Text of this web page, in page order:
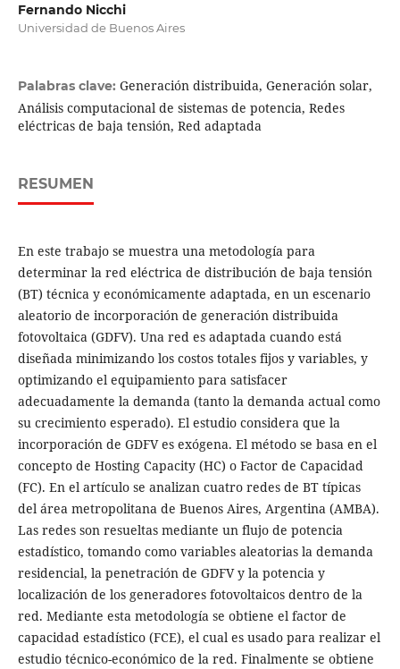
Fernando Nicchi
Universidad de Buenos Aires
Palabras clave: Generación distribuida, Generación solar,
Análisis computacional de sistemas de potencia, Redes
eléctricas de baja tensión, Red adaptada
RESUMEN
En este trabajo se muestra una metodología para
determinar la red eléctrica de distribución de baja tensión
(BT) técnica y económicamente adaptada, en un escenario
aleatorio de incorporación de generación distribuida
fotovoltaica (GDFV). Una red es adaptada cuando está
diseñada minimizando los costos totales fijos y variables, y
optimizando el equipamiento para satisfacer
adecuadamente la demanda (tanto la demanda actual como
su crecimiento esperado). El estudio considera que la
incorporación de GDFV es exógena. El método se basa en el
concepto de Hosting Capacity (HC) o Factor de Capacidad
(FC). En el artículo se analizan cuatro redes de BT típicas
del área metropolitana de Buenos Aires, Argentina (AMBA).
Las redes son resueltas mediante un flujo de potencia
estadístico, tomando como variables aleatorias la demanda
residencial, la penetración de GDFV y la potencia y
localización de los generadores fotovoltaicos dentro de la
red. Mediante esta metodología se obtiene el factor de
capacidad estadístico (FCE), el cual es usado para realizar el
estudio técnico-económico de la red. Finalmente se obtiene